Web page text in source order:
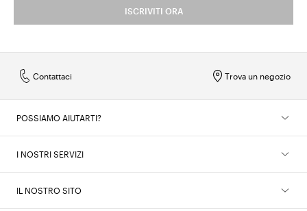
ISCRIVITI ORA
Trova un negozio
Contattaci
POSSIAMO AIUTARTI?
I NOSTRI SERVIZI
IL NOSTRO SITO